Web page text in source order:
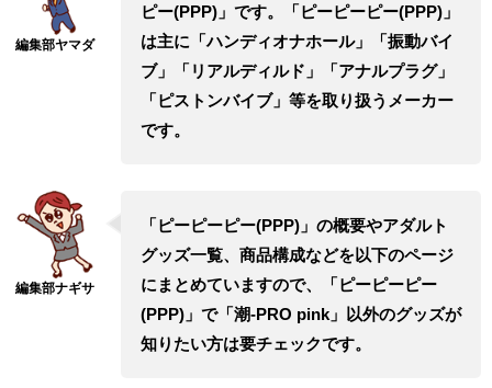
ピー(PPP)」です。「ピーピーピー(PPP)」
は主に「ハンディオナホール」「振動バイ
ブ」「リアルディルド」「アナルプラグ」
「ピストンバイブ」等を取り扱うメーカー
です。
「ピーピーピー(PPP)」の概要やアダルト
グッズ一覧、商品構成などを以下のページ
にまとめていますので、「ピーピーピー
(PPP)」で「潮-PRO pink」以外のグッズが
知りたい方は要チェックです。